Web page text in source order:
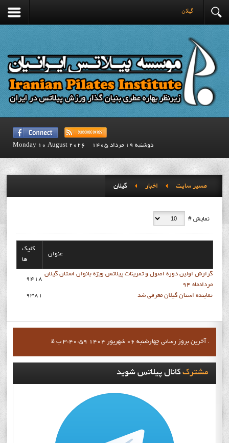
گيلان
دوشنبه 19 مرداد 1405 Monday 10 August 2026
مسیر سایت اخبار گيلان
نمایش #
عنوان
کلیک
ها
گزارش اولین دوره اصول و تمرینات پیلاتس ویژه بانوان استان گيلان
مردادماه 94
9418
نماينده استان گيلان معرفي شد 9381
آخرين بروز رساني چهارشنبه 06 شهریور 1404 3:40:59 ب ظ .
مشترککانال پيلاتس شويد